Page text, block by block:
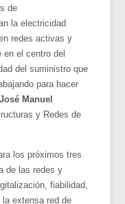
de
la electricidad
redes activas y
en el centro del
del suministro que
para hacer
José Manuel
y Redes de
los próximos tres
de las redes y
fiabilidad,
extensa red de